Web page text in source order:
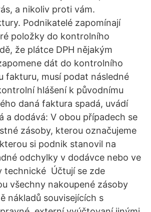
a nikoliv proti vám.
Podnikatelé zapomínají
položky do kontrolního
že plátce DPH nějakým
dát do kontrolního
fakturu, musí podat následné
hlášení k původnímu
daná faktura spadá, uvádí
a dodává: V obou případech se
zásoby, kterou označujeme
si podnik stanovil na
odchylky v dodávce nebo ve
technické Účtují se zde
všechny nakoupené zásoby
nákladů souvisejících s